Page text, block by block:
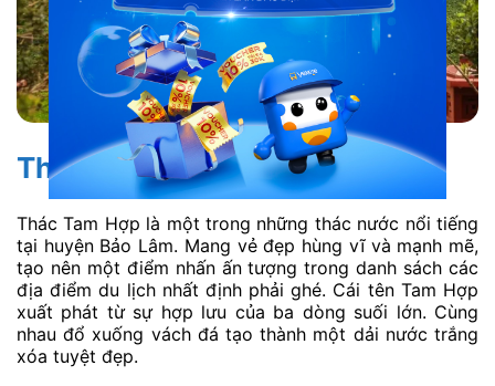
Thác Tam Hợp
Thác Tam Hợp là một trong những thác nước nổi tiếng
tại huyện Bảo Lâm. Mang vẻ đẹp hùng vĩ và mạnh mẽ,
tạo nên một điểm nhấn ấn tượng trong danh sách các
địa điểm du lịch nhất định phải ghé. Cái tên Tam Hợp
xuất phát từ sự hợp lưu của ba dòng suối lớn. Cùng
nhau đổ xuống vách đá tạo thành một dải nước trắng
xóa tuyệt đẹp.